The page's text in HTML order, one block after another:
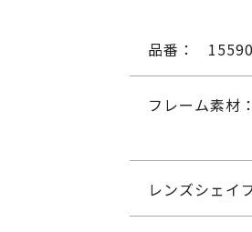
品番：
フレーム素材：
レンズシェイ